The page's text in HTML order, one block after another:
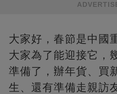
大家好，春節是中國
大家為了能迎接它，
準備了，辦年貨、買
生、還有準備走親訪